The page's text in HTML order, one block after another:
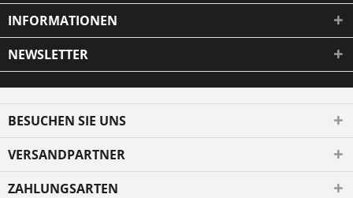
INFORMATIONEN
NEWSLETTER
BESUCHEN SIE UNS
VERSANDPARTNER
ZAHLUNGSARTEN